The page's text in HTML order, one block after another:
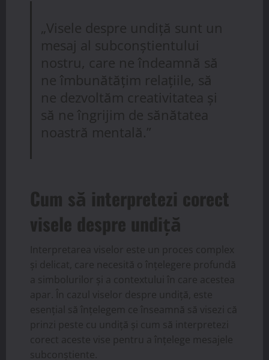
„Visele despre undiță sunt un
mesaj al subconștientului
nostru, care ne îndeamnă să
ne îmbunătățim relațiile, să
ne dezvoltăm creativitatea și
să ne îngrijim de sănătatea
noastră mentală.”
Cum să interpretezi corect
visele despre undiță
Interpretarea viselor este un proces complex
și delicat, care necesită o înțelegere profundă
a simbolurilor și a contextului în care acestea
apar. În cazul viselor despre undiță, este
esențial să înțelegem ce înseamnă să visezi că
prinzi peste cu undiță și cum să interpretezi
corect aceste vise pentru a înțelege mesajele
subconștiente.